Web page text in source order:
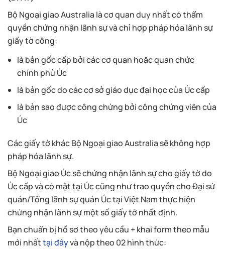
Bộ Ngoại giao Australia là cơ quan duy nhất có thẩm
quyền chứng nhận lãnh sự và chỉ hợp pháp hóa lãnh sự
giấy tờ công:
là bản gốc cấp bởi các cơ quan hoặc quan chức
chính phủ Úc
là bản gốc do các cơ sở giáo dục đại học của Úc cấp
là bản sao được công chứng bởi công chứng viên của
Úc
Các giấy tờ khác Bộ Ngoại giao Australia sẽ không hợp
pháp hóa lãnh sự.
Bộ Ngoại giao Úc sẽ chứng nhận lãnh sự cho giấy tờ do
Úc cấp và có mặt tại Úc cũng như trao quyền cho Đại sứ
quán/Tổng lãnh sự quán Úc tại Việt Nam thực hiện
chứng nhận lãnh sự một số giấy tờ nhất định.
Bạn chuẩn bị hồ sơ theo yêu cầu + khai form theo mẫu
mới nhấttại đâyvà nộp theo 02 hình thức: